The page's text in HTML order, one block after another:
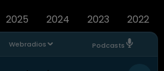
Webradios Podcasts
2025 2024 2023 2022